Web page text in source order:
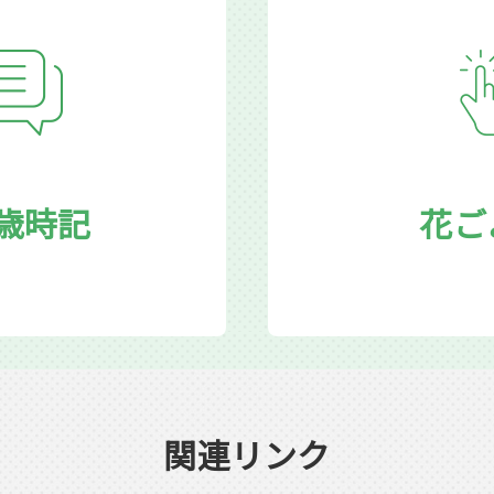
時記 花
関連リンク